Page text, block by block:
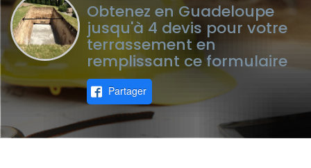
Obtenez en Guadeloupe
jusqu'à 4 devis pour votre
terrassement en
remplissant ce formulaire
Partager